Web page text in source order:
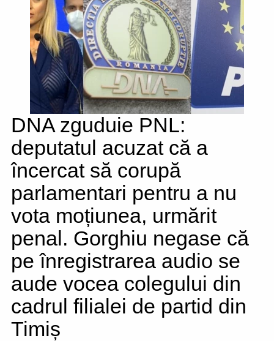
DNA zguduie PNL:
deputatul acuzat că a
încercat să corupă
parlamentari pentru a nu
vota moțiunea, urmărit
penal. Gorghiu negase că
pe înregistrarea audio se
aude vocea colegului din
cadrul filialei de partid din
Timiș